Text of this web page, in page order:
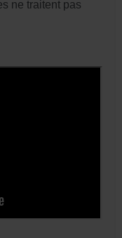
ne traitent pas